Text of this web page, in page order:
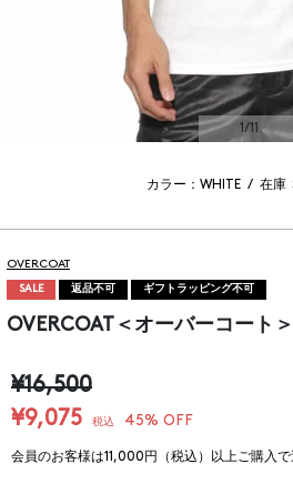
1/11
カラー：WHITE / 在庫
OVERCOAT
SALE 返品不可 ギフトラッピング不可
OVERCOAT＜オーバーコート
¥16,500
¥9,075
税込 45% OFF
会員のお客様は11,000円（税込）以上ご購入